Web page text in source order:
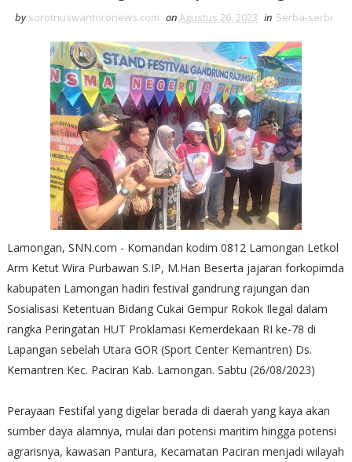
by sorotnuswantoronews.com onAgustus 26, 2023 in Serba-serbi
Lamongan, SNN.com - Komandan kodim 0812 Lamongan Letkol
Arm Ketut Wira Purbawan S.IP, M.Han Beserta jajaran forkopimda
kabupaten Lamongan hadiri festival gandrung rajungan dan
Sosialisasi Ketentuan Bidang Cukai Gempur Rokok Ilegal dalam
rangka Peringatan HUT Proklamasi Kemerdekaan RI ke-78 di
Lapangan sebelah Utara GOR (Sport Center Kemantren) Ds.
Kemantren Kec. Paciran Kab. Lamongan. Sabtu (26/08/2023)
Perayaan Festifal yang digelar berada di daerah yang kaya akan
sumber daya alamnya, mulai dari potensi maritim hingga potensi
agrarisnya, kawasan Pantura, Kecamatan Paciran menjadi wilayah